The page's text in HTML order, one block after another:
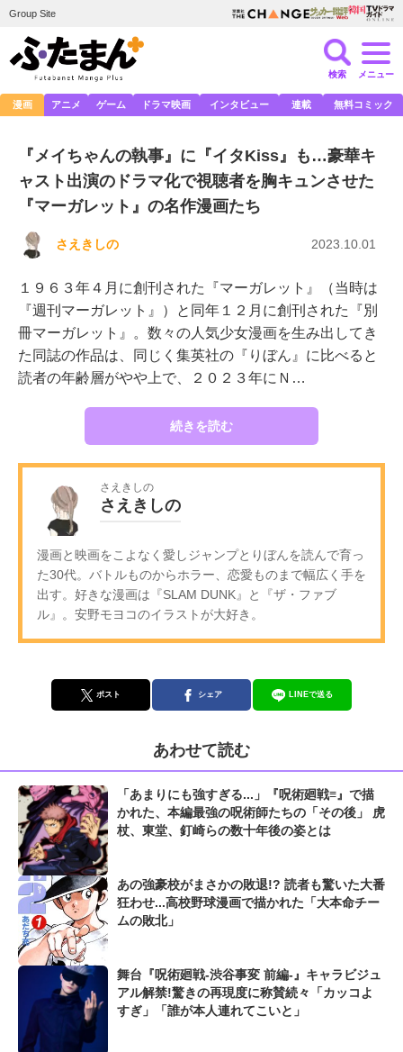
Group Site
検索 メニュー
漫画 アニメ ゲーム ドラマ映画 インタビュー 連載 無料コミック
『メイちゃんの執事』に『イタKiss』も…豪華キ
ャスト出演のドラマ化で視聴者を胸キュンさせた
『マーガレット』の名作漫画たち
さえきしの 2023.10.01
１９６３年４月に創刊された『マーガレット』（当時は
『週刊マーガレット』）と同年１２月に創刊された『別
冊マーガレット』。数々の人気少女漫画を生み出してき
た同誌の作品は、同じく集英社の『りぼん』に比べると
読者の年齢層がやや上で、２０２３年にＮ…
続きを読む
さえきしの
さえきしの
漫画と映画をこよなく愛しジャンプとりぼんを読んで育っ
た30代。バトルものからホラー、恋愛ものまで幅広く手を
出す。好きな漫画は『SLAM DUNK』と『ザ・ファブ
ル』。安野モヨコのイラストが大好き。
ポスト シェア LINEで送る
あわせて読む
「あまりにも強すぎる...」『呪術廻戦≡』で描
かれた、本編最強の呪術師たちの「その後」 虎
杖、東堂、釘崎らの数十年後の姿とは
あの強豪校がまさかの敗退!? 読者も驚いた大番
狂わせ...高校野球漫画で描かれた「大本命チー
ムの敗北」
舞台『呪術廻戦-渋谷事変 前編-』キャラビジュ
アル解禁!驚きの再現度に称賛続々「カッコよ
すぎ」「誰が本人連れてこいと」